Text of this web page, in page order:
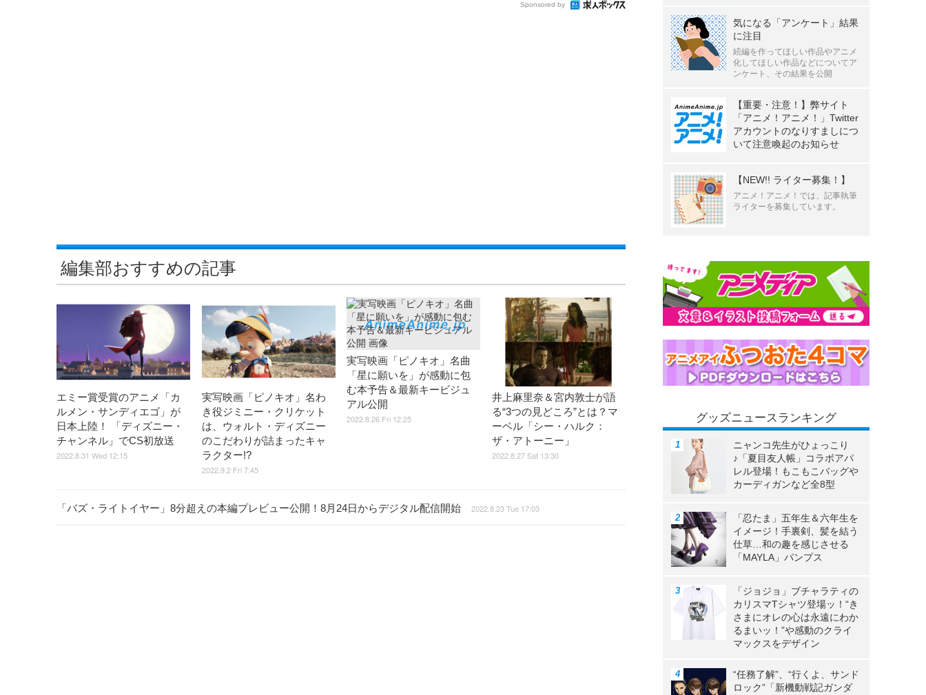
Sponsored by
編集部おすすめの記事
エミー賞受賞のアニメ「カ
ルメン・サンディエゴ」が
日本上陸！ 「ディズニー・
チャンネル」でCS初放送
2022.8.31 Wed 12:15
実写映画「ピノキオ」名わ
き役ジミニー・クリケット
は、ウォルト・ディズニー
のこだわりが詰まったキャ
ラクター!?
2022.9.2 Fri 7:45
実写映画「ピノキオ」名曲
「星に願いを」が感動に包
む本予告＆最新キービジュ
アル公開
2022.8.26 Fri 12:25
井上麻里奈＆宮内敦士が語
る“3つの見どころ”とは？マ
ーベル「シー・ハルク：
ザ・アトーニー」
2022.8.27 Sat 13:30
「バズ・ライトイヤー」8分超えの本編プレビュー公開！8月24日からデジタル配信開始 2022.8.23 Tue 17:03
気になる「アンケート」結果
に注目
続編を作ってほしい作品やアニメ
化してほしい作品などについてア
ンケート、その結果を公開
【重要・注意！】弊サイト
「アニメ！アニメ！」Twitter
アカウントのなりすましにつ
いて注意喚起のお知らせ
【NEW!! ライター募集！】
アニメ！アニメ！では、記事執筆
ライターを募集しています。
グッズニュースランキング
ニャンコ先生がひょっこり
♪「夏目友人帳」コラボアパ
レル登場！もこもこバッグや
カーディガンなど全8型
「忍たま」五年生＆六年生を
イメージ！手裏剣、髪を結う
仕草…和の趣を感じさせる
「MAYLA」パンプス
「ジョジョ」ブチャラティの
カリスマTシャツ登場ッ！“き
さまにオレの心は永遠にわか
るまいッ！”や感動のクライ
マックスをデザイン
“任務了解”、“行くよ、サンド
ロック”「新機動戦記ガンダ